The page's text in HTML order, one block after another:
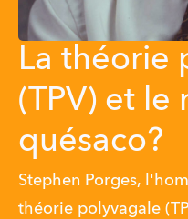
La théorie
(TPV) et le
quésaco?
Stephen Porges,
théorie polyvagale